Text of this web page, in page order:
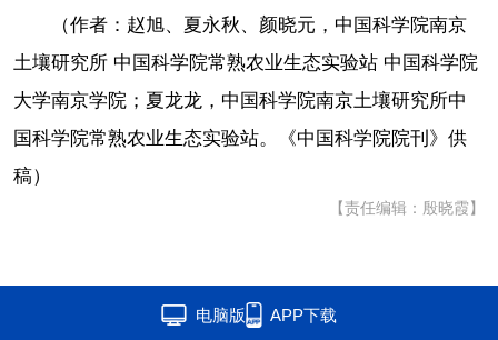
（作者：赵旭、夏永秋、颜晓元，中国科学院南京
土壤研究所 中国科学院常熟农业生态实验站 中国科学院
大学南京学院；夏龙龙，中国科学院南京土壤研究所中
国科学院常熟农业生态实验站。《中国科学院院刊》供
稿）
【责任编辑：殷晓霞】
电脑版 APP下载